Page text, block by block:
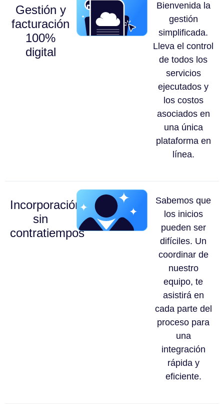
Gestión y
facturación
100%
digital
Bienvenida la
gestión
simplificada.
Lleva el control
de todos los
servicios
ejecutados y
los costos
asociados en
una única
plataforma en
línea.
Incorporación
sin
contratiempos
Sabemos que
los inicios
pueden ser
difíciles. Un
coordinar de
nuestro
equipo, te
asistirá en
cada parte del
proceso para
una
integración
rápida y
eficiente.